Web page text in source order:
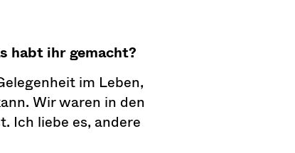
habt ihr gemacht?
im Leben,
Wir waren in den
Ich liebe es, andere